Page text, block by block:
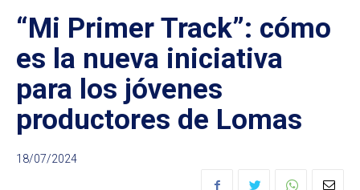
“Mi Primer Track”: cómo
es la nueva iniciativa
para los jóvenes
productores de Lomas
18/07/2024